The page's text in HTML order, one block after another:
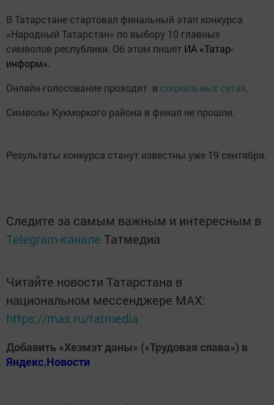
В Татарстане стартовал финальный этап конкурса
«Народный Татарстан» по выбору 10 главных
символов республики. Об этом пишет ИА «Татар-
информ».
Онлайн-голосование проходит в социальных сетях.
Символы Кукморкого района в финал не прошли.
Результаты конкурса станут известны уже 19 сентября.
Следите за самым важным и интересным в
Telegram-канале Татмедиа
Читайте новости Татарстана в
национальном мессенджере MАХ:
https://max.ru/tatmedia
Добавить «Хезмэт даны» («Трудовая слава») в
Яндекс.Новости